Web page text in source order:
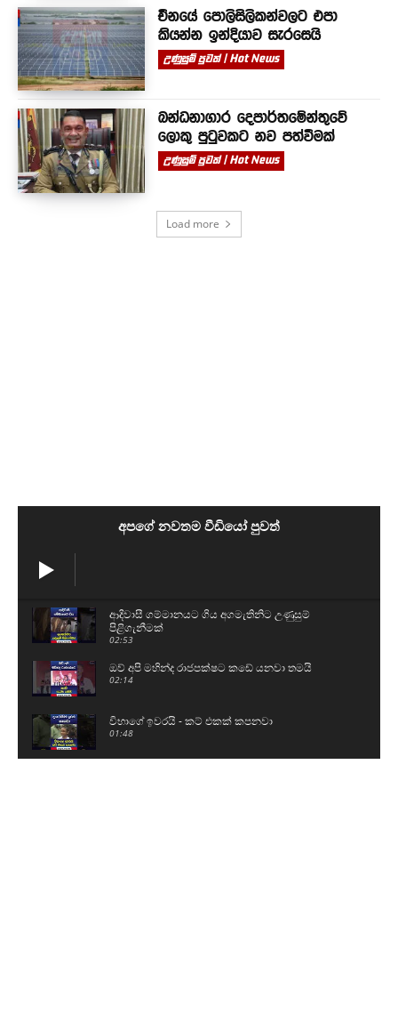
චීනයේ පොලිසිලිකන්වලට එපා
කියන්න ඉන්දියාව සැරසෙයි
උණුසුම් පුවත් | Hot News
බන්ධනාගාර දෙපාර්තමේන්තුවේ
ලොකු පුටුවකට නව පත්වීමක්
උණුසුම් පුවත් | Hot News
Load more
අපගේ නවතම වීඩියෝ පුවත්
ආදිවාසී ගම්මානයට ගිය අගමැතිනිට උණුසුම්
පිළිගැනීමක්
02:53
ඔව් අපි මහින්ද රාජපක්ෂට කඩේ යනවා තමයි
02:14
විභාගේ ඉවරයි - කට් එකක් කපනවා
01:48